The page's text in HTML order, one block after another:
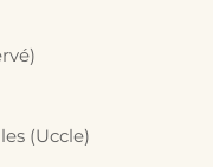
(Uccle)